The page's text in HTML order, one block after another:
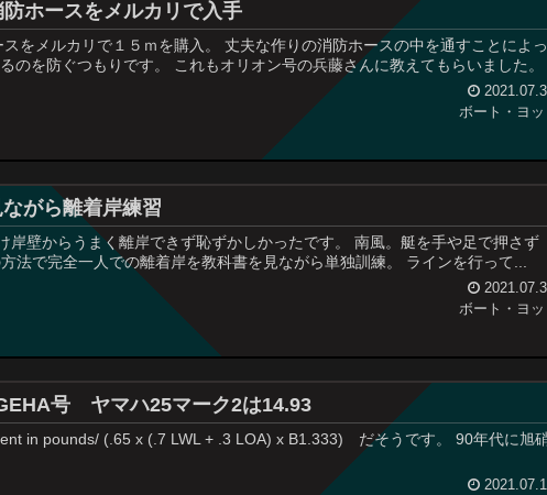
ホースをメルカリで入手
をメルカリで１５ｍを購入。 丈夫な作りの消防ホースの中を通すことによっ
を防ぐつもりです。 これもオリオン号の兵藤さんに教えてもらいました。
ボート・ヨッ
ながら離着岸練習
岸壁からうまく離岸できず恥ずかしかったです。 南風。艇を手や足で押さず
法で完全一人での離着岸を教科書を見ながら単独訓練。 ラインを行って...
ボート・ヨッ
号 ヤマハ25マーク2は14.93
in pounds/ (.65 x (.7 LWL + .3 LOA) x B1.333) だそうです。 90年代に旭